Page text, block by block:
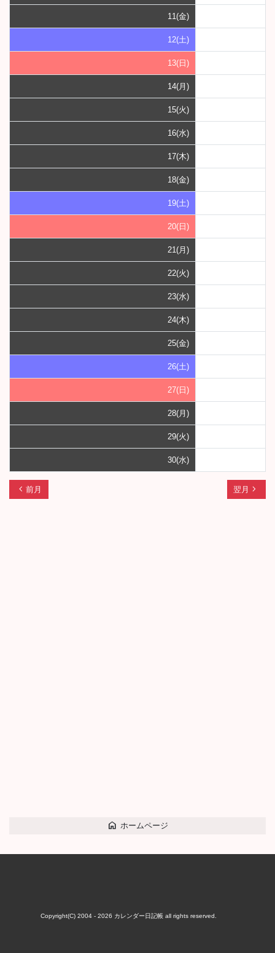
11(金)
12(土)
13(日)
14(月)
15(火)
16(水)
17(木)
18(金)
19(土)
20(日)
21(月)
22(火)
23(水)
24(木)
25(金)
26(土)
27(日)
28(月)
29(火)
30(水)
chevron_left 前月 翌月 navigate_next
home ホームページ
Copyright(C) 2004 - 2026 カレンダー日記帳all rights reserved.